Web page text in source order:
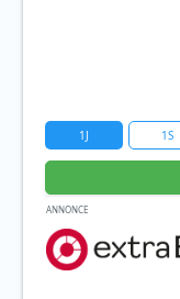
1J 1S
ANNONCE